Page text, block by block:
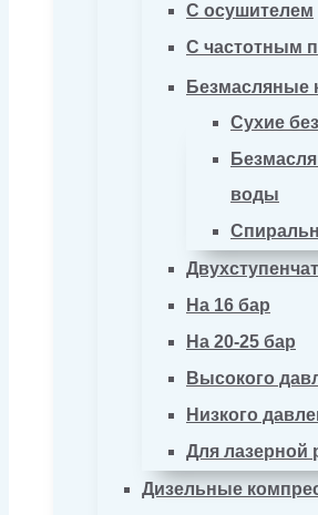
С осушителем
С частотным
Безмасляные
Сухие
воды
На 16 бар
На 20-25 бар
Высокого
Низкого
Для лазерной
Дизельные